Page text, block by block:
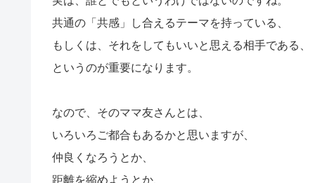
共通の「共感」し合えるテーマを持っている、
もしくは、それをしてもいいと思える相手である、
というのが重要になります。
なので、そのママ友さんとは、
いろいろご都合もあるかと思いますが、
仲良くなろうとか、
距離を縮めようとか、